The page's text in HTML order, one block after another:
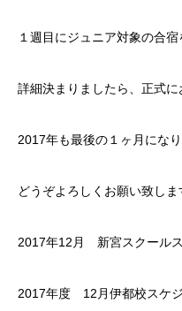
１週目にジュニア対象の合宿
詳細決まりましたら、正式に
2017年も最後の１ヶ月になり
どうぞよろしくお願い致しま
2017年12月 新宮スクール
2017年度 12月伊都校スケ